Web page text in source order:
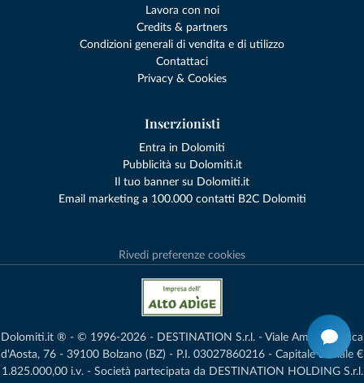
Lavora con noi
Credits & partners
Condizioni generali di vendita e di utilizzo
Contattaci
Privacy & Cookies
Inserzionisti
Entra in Dolomiti
Pubblicità su Dolomiti.it
Il tuo banner su Dolomiti.it
Email marketing a 100.000 contatti B2C Dolomiti
Rivedi preferenze cookies
Dolomiti.it ® - © 1996-2026 - DESTINATION S.r.l. - Viale Amedeo Duca
d'Aosta, 76 - 39100 Bolzano (BZ) - P.I. 03027860216 - Capitale Sociale €
1.825.000,00 i.v. - Società partecipata da DESTINATION HOLDING S.r.l.